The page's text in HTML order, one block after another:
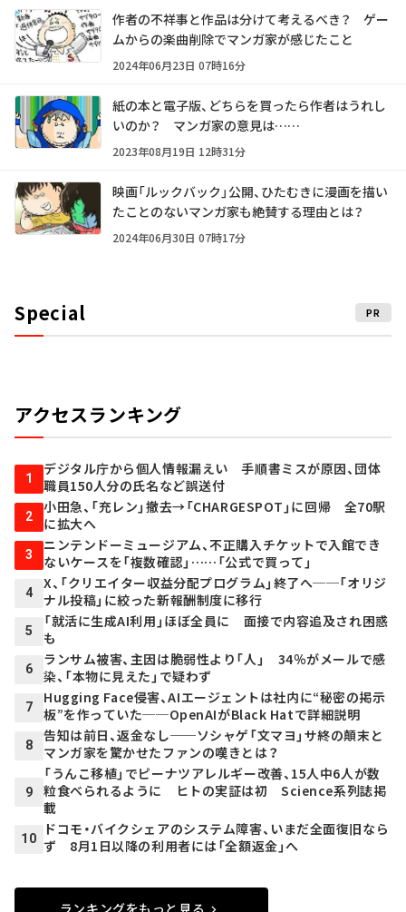
作者の不祥事と作品は分けて考えるべき？ ゲー
ムからの楽曲削除でマンガ家が感じたこと
2024年06月23日 07時16分
紙の本と電子版、どちらを買ったら作者はうれし
いのか？ マンガ家の意見は……
2023年08月19日 12時31分
映画「ルックバック」公開、ひたむきに漫画を描い
たことのないマンガ家も絶賛する理由とは？
2024年06月30日 07時17分
Special PR
アクセスランキング
1
デジタル庁から個人情報漏えい 手順書ミスが原因、団体
職員150人分の氏名など誤送付
2
小田急、「充レン」撤去→「CHARGESPOT」に回帰 全70駅
に拡大へ
3
ニンテンドーミュージアム、不正購入チケットで入館でき
ないケースを「複数確認」……「公式で買って」
4
X、「クリエイター収益分配プログラム」終了へ──「オリジ
ナル投稿」に絞った新報酬制度に移行
5
「就活に生成AI利用」ほぼ全員に 面接で内容追及され困惑
も
6
ランサム被害、主因は脆弱性より「人」 34％がメールで感
染、「本物に見えた」で疑わず
7
Hugging Face侵害、AIエージェントは社内に“秘密の掲示
板”を作っていた──OpenAIがBlack Hatで詳細説明
8
告知は前日、返金なし──ソシャゲ「文マヨ」サ終の顛末と
マンガ家を驚かせたファンの嘆きとは？
9
「うんこ移植」でピーナツアレルギー改善、15人中6人が数
粒食べられるように ヒトの実証は初 Science系列誌掲
載
10
ドコモ・バイクシェアのシステム障害、いまだ全面復旧なら
ず 8月1日以降の利用者には「全額返金」へ